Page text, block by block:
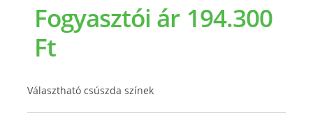
Fogyasztói ár 194.300
Ft
Választható csúszda színek